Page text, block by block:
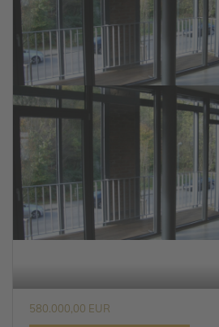
580.000,00 EUR